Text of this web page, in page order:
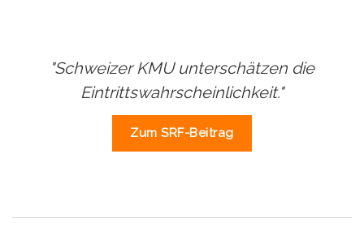
"Schweizer KMU unterschätzen die
Eintrittswahrscheinlichkeit."
Zum SRF-Beitrag